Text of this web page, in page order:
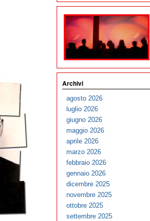
Archivi
agosto 2026
luglio 2026
giugno 2026
maggio 2026
aprile 2026
marzo 2026
febbraio 2026
gennaio 2026
dicembre 2025
novembre 2025
ottobre 2025
settembre 2025